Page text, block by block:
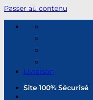
Passer au contenu
Livraison
Site 100% Sécurisé